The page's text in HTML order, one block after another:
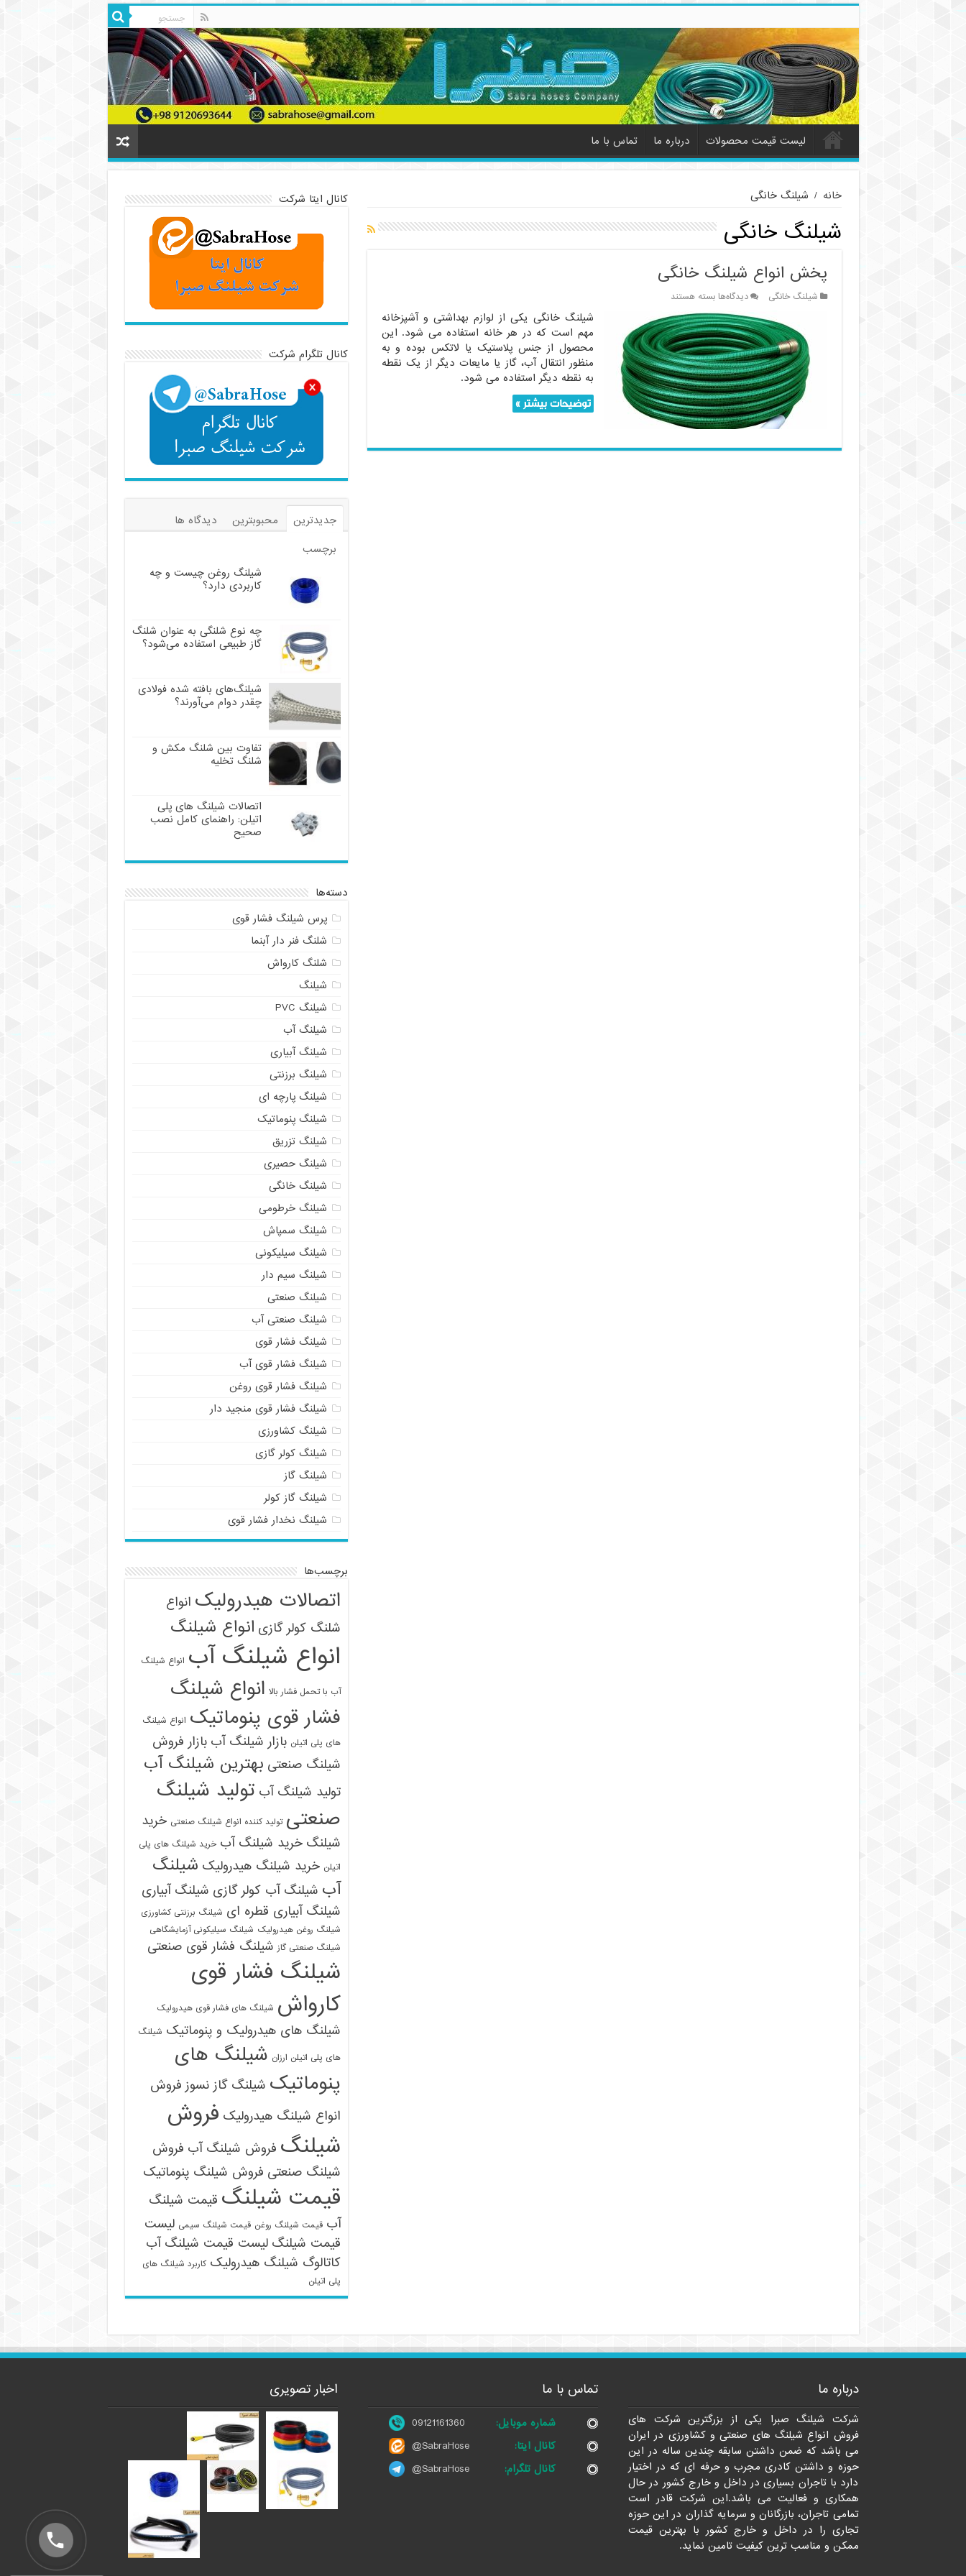
لیست قیمت محصولات درباره ما تماس با ما
خانه / شیلنگ خانگی
شیلنگ خانگی
پخش انواع شیلنگ خانگی
شیلنگ خانگی دیدگاه‌هابرای
انواع
شیلنگ
خانگی
بسته هستند
شیلنگ خانگی یکی از لوازم بهداشتی و آشپزخانه
مهم است که در هر خانه استفاده می شود. این
محصول از جنس پلاستیک یا لاتکس بوده و به
منظور انتقال آب، گاز یا مایعات دیگر از یک نقطه
به نقطه دیگر استفاده می شود.
توضیحات بیشتر »
کانال ایتا شرکت
کانال تلگرام شرکت
جدیدترین محبوبترین
دیدگاه ها
برچسب
شیلنگ روغن چیست و چه
کاربردی دارد؟
چه نوع شلنگی به عنوان شلنگ
گاز طبیعی استفاده می‌شود؟
شیلنگ‌های بافته شده فولادی
چقدر دوام می‌آورند؟
تفاوت بین شلنگ مکش و
شلنگ تخلیه
اتصالات شیلنگ های پلی
اتیلن: راهنمای کامل نصب
صحیح
دسته‌ها
پرس شیلنگ فشار قوی
شلنگ فنر دار آبنما
شلنگ کارواش
شیلنگ
شیلنگ PVC
شیلنگ آب
شیلنگ آبیاری
شیلنگ برزنتی
شیلنگ پارچه ای
شیلنگ پنوماتیک
شیلنگ تزریق
شیلنگ حصیری
شیلنگ خانگی
شیلنگ خرطومی
شیلنگ سمپاش
شیلنگ سیلیکونی
شیلنگ سیم دار
شیلنگ صنعتی
شیلنگ صنعتی آب
شیلنگ فشار قوی
شیلنگ فشار قوی آب
شیلنگ فشار قوی روغن
شیلنگ فشار قوی منجید دار
شیلنگ کشاورزی
شیلنگ کولر گازی
شیلنگ گاز
شیلنگ گاز کولر
شیلنگ نخدار فشار قوی
برچسب‌ها
اتصالات هیدرولیک انواع
شلنگ کولر گازی انواع شیلنگ
انواع شیلنگ آب انواع شیلنگ
آب با تحمل فشار بالا انواع شیلنگ
فشار قوی پنوماتیک انواع شیلنگ
های پلی اتیلن بازار شیلنگ آب بازار فروش
شیلنگ صنعتی بهترین شیلنگ آب
تولید شیلنگ آب تولید شیلنگ
صنعتی تولید کننده انواع شیلنگ صنعتی خرید
شیلنگ خرید شیلنگ آب خرید شیلنگ های پلی
اتیلن خرید شیلنگ هیدرولیک شیلنگ
آب شیلنگ آب کولر گازی شیلنگ آبیاری
شیلنگ آبیاری قطره ای شیلنگ برزنتی کشاورزی
شیلنگ روغن هیدرولیک شیلنگ سیلیکونی آزمایشگاهی
شیلنگ صنعتی گاز شیلنگ فشار قوی صنعتی
شیلنگ فشار قوی
کارواش شیلنگ های فشار قوی هیدرولیک
شیلنگ های هیدرولیک و پنوماتیک شیلنگ
های پلی اتیلن ارزان شیلنگ های
پنوماتیک شیلنگ گاز نسوز فروش
انواع شیلنگ هیدرولیک فروش
شیلنگ فروش شیلنگ آب فروش
شیلنگ صنعتی فروش شیلنگ پنوماتیک
قیمت شیلنگ قیمت شیلنگ
آب قیمت شیلنگ روغن قیمت شیلنگ سیمی لیست
قیمت شیلنگ لیست قیمت شیلنگ آب
کاتالوگ شیلنگ هیدرولیک کاربرد شیلنگ های
پلی اتیلن
درباره ما
شرکت شیلنگ صبرا یکی از بزرگترین شرکت های
فروش انواع شیلنگ های صنعتی و کشاورزی در ایران
می باشد که ضمن داشتن سابقه چندین ساله در این
حوزه و داشتن کادری مجرب و حرفه ای که در اختیار
دارد با تاجران بسیاری در داخل و خارج کشور در حال
همکاری و فعالیت می باشد.این شرکت قادر است
تمامی تاجران، بازرگانان و سرمایه گذاران در این حوزه
تجاری را در داخل و خارج کشور با بهترین قیمت
ممکن و مناسب ترین کیفیت تامین نماید.
تماس با ما
شماره موبایل:
09121161360
کانال ایتا:
@SabraHose
کانال تلگرام:
@SabraHose
اخبار تصویری